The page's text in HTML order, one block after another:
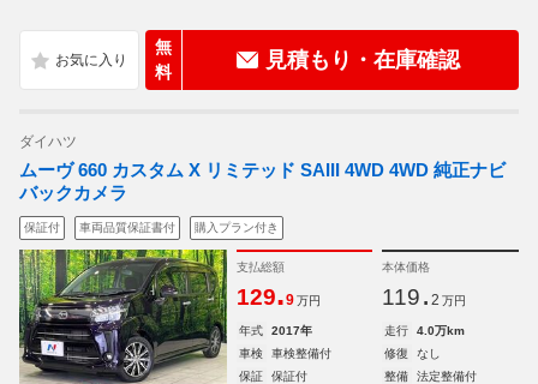
無
料
見積もり・在庫確認
ダイハツ
ムーヴ 660 カスタム X リミテッド SAIII 4WD 4WD 純正ナビ
バックカメラ
保証付 車両品質保証書付 購入プラン付き
支払総額
129.9 万円
本体価格
119. 2 万円
年式 2017年 走行
4.0万km
車検
車検整備付 修復
なし
保証
保証付 整備 法定整備付